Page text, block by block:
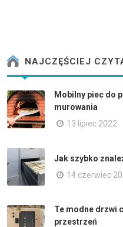
NAJCZĘŚCIEJ
Mobilny piec do
murowania
13 lipiec 2022
Jak szybko
14 czerwiec
Te modne drzwi
przestrzeń